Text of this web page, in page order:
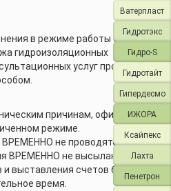
Ватерпласт
Гидротэкс
Гидро-S
Гидротайт
Гипердесмо
ИЖОРА
Ксайпекс
Лахта
Пенетрон
в режиме работы с 28
гидроизоляционных
услуг проводится
причинам, офис и склад
режиме.
ВРЕМЕННО не проводятся.
ВРЕМЕННО не высылаются.
выставления счетов будет
время.